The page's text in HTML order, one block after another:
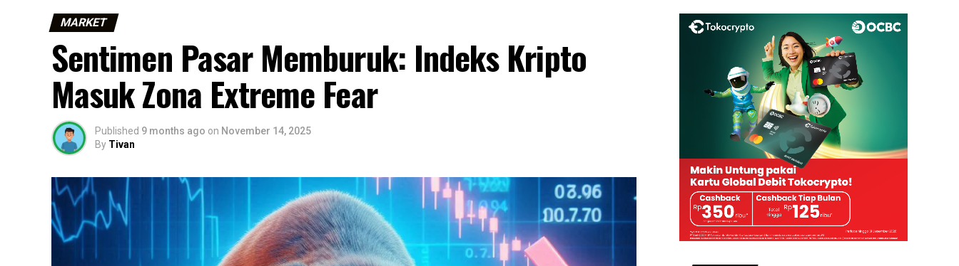
MARKET
Sentimen Pasar Memburuk: Indeks Kripto
Masuk Zona Extreme Fear
Published 9 months ago on November 14, 2025
By Tivan